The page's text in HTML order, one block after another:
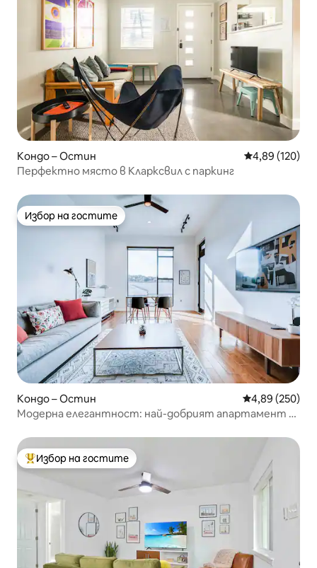
Кондо – Остин Средна
4,89 (120)
Перфектно място в Кларксвил с паркинг
Избор на гостите
Избор на гостите
Кондо – Остин Средна
4,89 (250)
Модерна елегантност: най-добрият апартамент в
Най-популярен избор на гостите
Избор на гостите